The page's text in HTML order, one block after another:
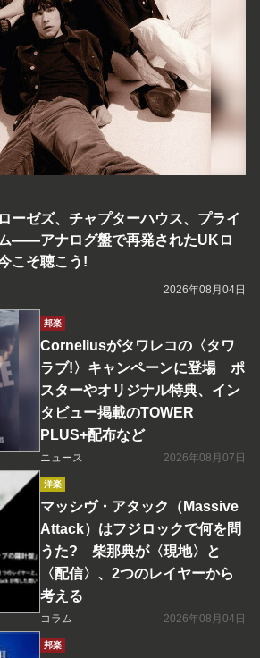
ーゼズ、チャプターハウス、プライ
――アナログ盤で再発されたUKロ
こそ聴こう!
2026年08月04日
邦楽
Corneliusがタワレコの〈タワ
ラブ!〉キャンペーンに登場 ポ
スターやオリジナル特典、イン
タビュー掲載のTOWER
PLUS+配布など
ニュース 2026年08月07日
洋楽
マッシヴ・アタック（Massive
Attack）はフジロックで何を問
うた? 柴那典が〈現地〉と
〈配信〉、2つのレイヤーから
考える
コラム 2026年08月04日
邦楽